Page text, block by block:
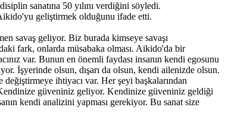
sanatına 50 yılını verdiğini söyledi.
geliştirmek olduğunu ifade etti.
savaş geliyor. Biz burada kimseye savaşı
fark, onlarda müsabaka olması. Aikido'da bir
var. Bunun en önemli faydası insanın kendi egosunu
İşyerinde olsun, dışarı da olsun, kendi ailenizde olsun.
ihtiyacı var. Her şeyi başkalarından
Kendinize güveniniz geliyor. Kendinize güveniniz geldiği
kendi analizini yapması gerekiyor. Bu sanat size